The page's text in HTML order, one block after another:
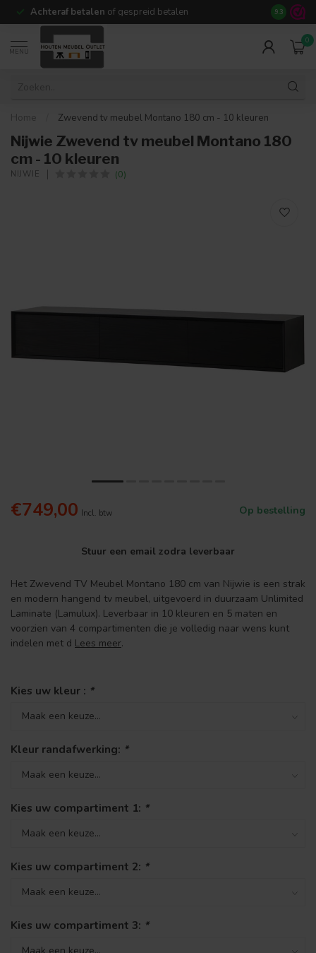
Achteraf betalen of gespreid betalen 14 dagen
9.3
MENU
0
Home Zwevend tv meubel Montano 180 cm - 10 kleuren
Nijwie Zwevend tv meubel Montano 180
cm - 10 kleuren
NIJWIE (0)
€749,00 Incl. btw Op bestelling
Stuur een email zodra leverbaar
Het Zwevend TV Meubel Montano 180 cm van Nijwie is een strak
en modern hangend tv meubel, uitgevoerd in duurzaam Unlimited
Laminate (Lamulux). Leverbaar in 10 kleuren en 5 maten en
voorzien van 4 compartimenten die je volledig naar wens kunt
indelen met d Lees meer.
Kies uw kleur : *
Kleur randafwerking: *
Kies uw compartiment 1: *
Kies uw compartiment 2: *
Kies uw compartiment 3: *